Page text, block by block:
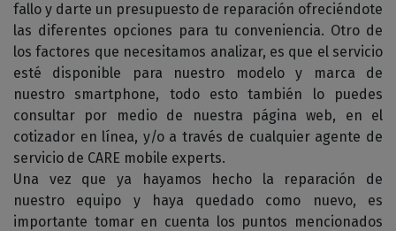
fallo y darte un presupuesto de reparación ofreciéndote
las diferentes opciones para tu conveniencia. Otro de
los factores que necesitamos analizar, es que el servicio
esté disponible para nuestro modelo y marca de
nuestro smartphone, todo esto también lo puedes
consultar por medio de nuestra página web, en el
cotizador en línea, y/o a través de cualquier agente de
servicio de CARE mobile experts.
Una vez que ya hayamos hecho la reparación de
nuestro equipo y haya quedado como nuevo, es
importante tomar en cuenta los puntos mencionados